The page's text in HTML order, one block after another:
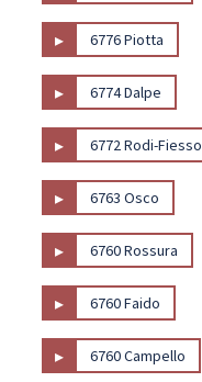
▸ 6776 Piotta
▸ 6774 Dalpe
▸ 6772 Rodi-Fiesso
▸ 6763 Osco
▸ 6760 Rossura
▸ 6760 Faido
▸ 6760 Campello